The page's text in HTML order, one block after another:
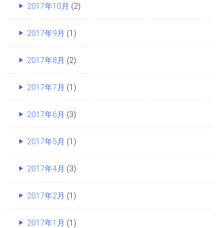
2017年10月 (2)
2017年9月 (1)
2017年8月 (2)
2017年7月 (1)
2017年6月 (3)
2017年5月 (1)
2017年4月 (3)
2017年2月 (1)
2017年1月 (1)